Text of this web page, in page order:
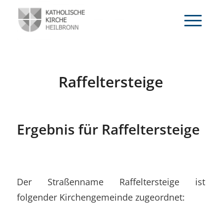
Raffeltersteige
Ergebnis für Raffeltersteige
Der Straßenname Raffeltersteige ist
folgender Kirchengemeinde zugeordnet: